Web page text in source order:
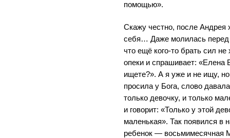
помощью».
Скажу честно, после Андрея
себя… Даже молилась перед
что ещё кого-то брать сил не
опеки и спрашивает: «Елена
ищете?». А я уже и не ищу,
просила у Бога, слово
только девочку, и только
и говорит: «Только у этой
маленькая». Так появился в
ребенок — восьмимесячная